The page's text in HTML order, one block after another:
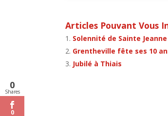
Articles Pouvant Vous
Solennité de Sainte
Grentheville fête ses 10
Jubilé à Thiais
0
Shares
0